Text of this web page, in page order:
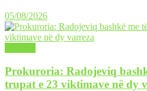
05/08/2026
Prokuroria: Radojeviq
trupat e 23 viktimave në dy